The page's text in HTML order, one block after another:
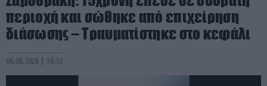
περιοχή και σώθηκε από επιχείρηση
διάσωσης – Τραυματίστηκε στο κεφάλι
06.08.2026 | 16:32